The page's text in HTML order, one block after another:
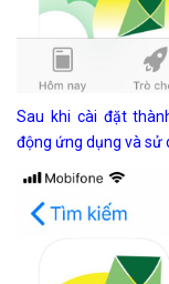
Sau khi cài đặt
động ứng dụng và sử